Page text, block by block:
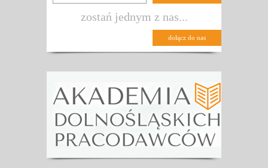
zostań jednym z nas...